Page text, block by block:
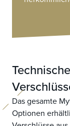
Das gesamte
Optionen